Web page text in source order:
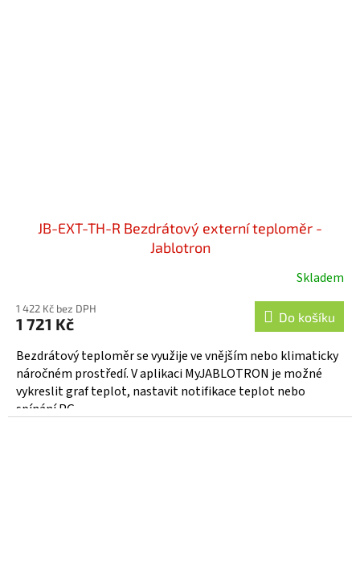
JB-EXT-TH-R Bezdrátový externí teploměr -
Jablotron
produktu
je
5,0
z
5
hvězdiček.
Skladem
1 422 Kč bez DPH
1 721 Kč Do košíku
Bezdrátový teploměr se využije ve vnějším nebo klimaticky
náročném prostředí. V aplikaci MyJABLOTRON je možné
vykreslit graf teplot, nastavit notifikace teplot nebo
spínání PG...